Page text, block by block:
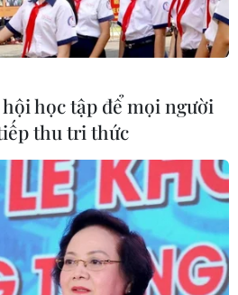
XL là hai gói thầu lớn của dự
dựng đoạn Phan Thiết-Dầu
xây dựng một số đoạn đường
Nam.
học tập để mọi người
thu tri thức